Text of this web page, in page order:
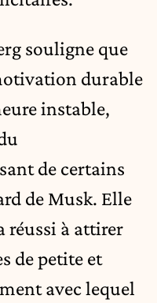
souligne que
durable
instable,
de certains
de Musk. Elle
réussi à attirer
de petite et
avec lequel